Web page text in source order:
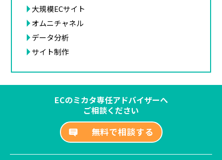
大規模ECサイト
オムニチャネル
データ分析
サイト制作
ECのミカタ専任アドバイザーへ
ご相談ください
無料で相談する